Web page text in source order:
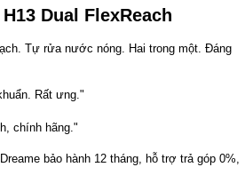
Dual FlexReach
Tự rửa nước nóng. Hai trong một. Đáng
Rất ưng."
chính hãng."
bảo hành 12 tháng, hỗ trợ trả góp 0%,